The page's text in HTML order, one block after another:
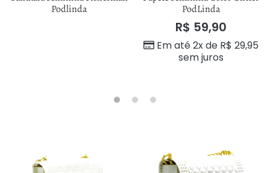
Podlinda
PodLinda
R$ 59,90
Em até 2x de R$ 29,95
sem juros